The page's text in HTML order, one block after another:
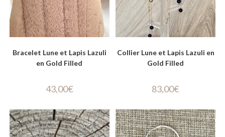
Bracelet Lune et Lapis Lazuli
en Gold Filled
43,00€
Collier Lune et Lapis Lazuli en
Gold Filled
83,00€